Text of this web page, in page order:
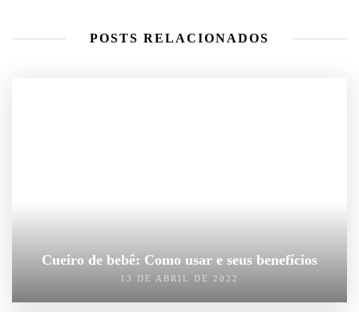
POSTS RELACIONADOS
Cueiro de bebê: Como usar e seus benefícios
13 DE ABRIL DE 2022